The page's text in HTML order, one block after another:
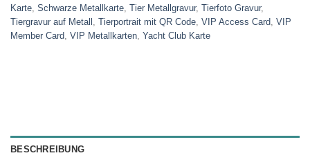
Karte Schwarze Metallkarte Tier Metallgravur, Tierfoto Gravur,
Tiergravur auf Metall
Tierportrait mit QR Code VIP Access Card VIP
Member Card VIP Metallkarten Yacht Club Karte
BESCHREIBUNG